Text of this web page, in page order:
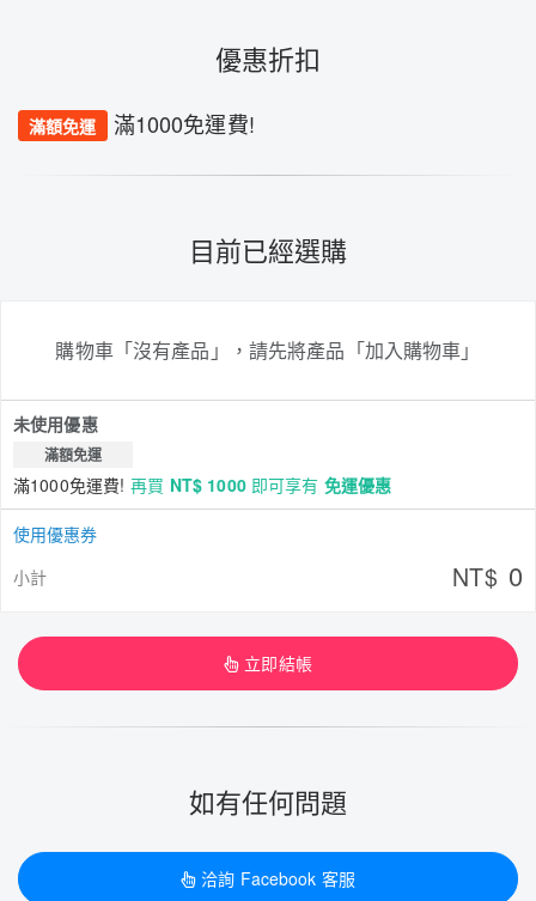
優惠折扣
滿額免運 滿1000免運費!
目前已經選購
購物車「沒有產品」，請先將產品「加入購物車」
未使用優惠
滿額免運
滿1000免運費! 再買 NT$ 1000即可享有 免運優惠
使用優惠券
小計
NT$ 0
立即結帳
如有任何問題
洽詢 Facebook 客服